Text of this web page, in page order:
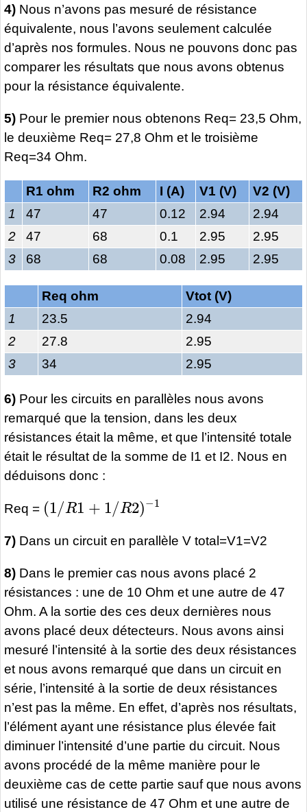
4) Nous n’avons pas mesuré de résistance
équivalente, nous l’avons seulement calculée
d’après nos formules. Nous ne pouvons donc pas
comparer les résultats que nous avons obtenus
pour la résistance équivalente.
5) Pour le premier nous obtenons Req= 23,5 Ohm,
le deuxième Req= 27,8 Ohm et le troisième
Req=34 Ohm.
R1 ohm R2 ohm I (A) V1 (V)
V2 (V)
1
47 47 0.12 2.94
2.94
2
47 68 0.1 2.95
2.95
3
68 68 0.08 2.95 2.95
Req ohm
Vtot (V)
1
23.5
2.94
2
27.8
2.95
3
34 2.95
6) Pour les circuits en parallèles nous avons
remarqué que la tension, dans les deux
résistances était la même, et que l’intensité totale
était le résultat de la somme de I1 et I2. Nous en
déduisons donc :
Req =
(1 R1 R 2)−1
7) Dans un circuit en parallèle V total=V1=V2
8) Dans le premier cas nous avons placé 2
résistances : une de 10 Ohm et une autre de 47
Ohm. A la sortie des ces deux dernières nous
avons placé deux détecteurs. Nous avons ainsi
mesuré l’intensité à la sortie des deux résistances
et nous avons remarqué que dans un circuit en
série, l’intensité à la sortie de deux résistances
n’est pas la même. En effet, d’après nos résultats,
l’élément ayant une résistance plus élevée fait
diminuer l’intensité d’une partie du circuit. Nous
avons procédé de la même manière pour le
deuxième cas de cette partie sauf que nous avons
utilisé une résistance de 47 Ohm et une autre de